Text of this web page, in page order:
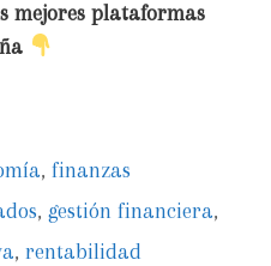
mejores plataformas
,finanzas
, gestión financiera,
, rentabilidad